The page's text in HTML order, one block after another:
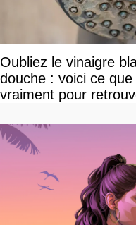
Oubliez le vinaigre
douche : voici ce
vraiment pour